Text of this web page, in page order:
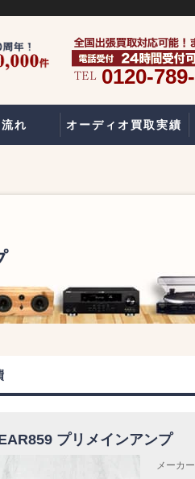
0120-
れ オーディオ買取実績
プリメインアンプ
メーカー